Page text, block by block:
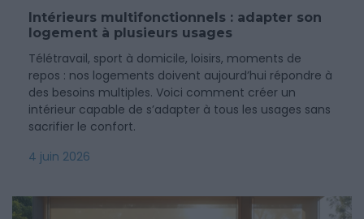
Intérieurs multifonctionnels : adapter son
logement à plusieurs usages
Télétravail, sport à domicile, loisirs, moments de
repos : nos logements doivent aujourd’hui répondre à
des besoins multiples. Voici comment créer un
intérieur capable de s’adapter à tous les usages sans
sacrifier le confort.
4 juin 2026